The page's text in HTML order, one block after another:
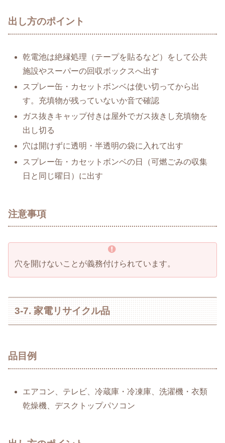
出し方のポイント
乾電池は絶縁処理（テープを貼るなど）をして公共
施設やスーパーの回収ボックスへ出す
スプレー缶・カセットボンベは使い切ってから出
す。充填物が残っていないか音で確認
ガス抜きキャップ付きは屋外でガス抜きし充填物を
出し切る
穴は開けずに透明・半透明の袋に入れて出す
スプレー缶・カセットボンベの日（可燃ごみの収集
日と同じ曜日）に出す
注意事項
穴を開けないことが義務付けられています。
3-7. 家電リサイクル品
品目例
エアコン、テレビ、冷蔵庫・冷凍庫、洗濯機・衣類
乾燥機、デスクトップパソコン